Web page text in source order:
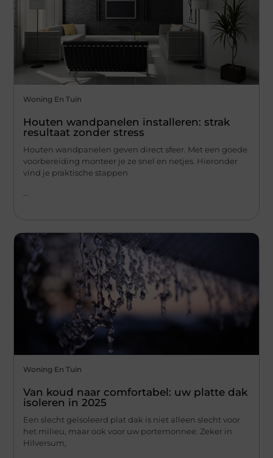
Woning En Tuin
Houten wandpanelen installeren: strak
resultaat zonder stress
Houten wandpanelen geven direct sfeer. Met een goede
voorbereiding monteer je ze snel en netjes. Hieronder
vind je praktische stappen
...
Woning En Tuin
Van koud naar comfortabel: uw platte dak
isoleren in 2025
Een slecht geïsoleerd plat dak is niet alleen slecht voor
het milieu, maar ook voor uw portemonnee. Zeker in
Hilversum,